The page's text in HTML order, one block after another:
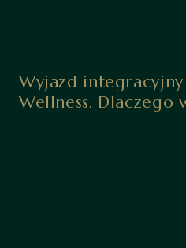
Wyjazd
Wellness. Dlaczego